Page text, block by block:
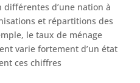
d’une nation à
et répartitions des
le taux de ménage
varie fortement d’un état
ces chiffres